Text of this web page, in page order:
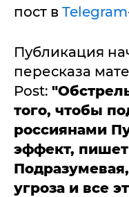
пост в Telegram
Публикация
пересказа
Post:
того, чтобы
россиянами
эффект,
угроза и все